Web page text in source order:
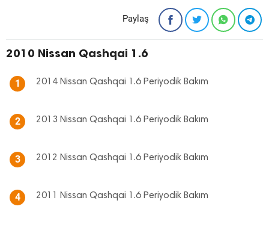
Paylaş
2010 Nissan Qashqai 1.6
1 2014 Nissan Qashqai 1.6 Periyodik Bakım
2 2013 Nissan Qashqai 1.6 Periyodik Bakım
3 2012 Nissan Qashqai 1.6 Periyodik Bakım
4 2011 Nissan Qashqai 1.6 Periyodik Bakım